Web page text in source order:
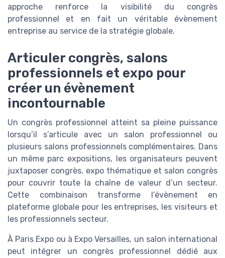
approche renforce la visibilité du congrès
professionnel et en fait un véritable évènement
entreprise au service de la stratégie globale.
Articuler congrès, salons
professionnels et expo pour
créer un évènement
incontournable
Un congrès professionnel atteint sa pleine puissance
lorsqu’il s’articule avec un salon professionnel ou
plusieurs salons professionnels complémentaires. Dans
un même parc expositions, les organisateurs peuvent
juxtaposer congrès, expo thématique et salon congrès
pour couvrir toute la chaîne de valeur d’un secteur.
Cette combinaison transforme l’évènement en
plateforme globale pour les entreprises, les visiteurs et
les professionnels secteur.
À Paris Expo ou à Expo Versailles, un salon international
peut intégrer un congrès professionnel dédié aux